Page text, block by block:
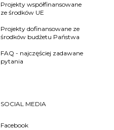
Projekty współfinansowane
ze środków UE
Projekty dofinansowane ze
środków budżetu Państwa
FAQ - najczęściej zadawane
pytania
SOCIAL MEDIA
Facebook